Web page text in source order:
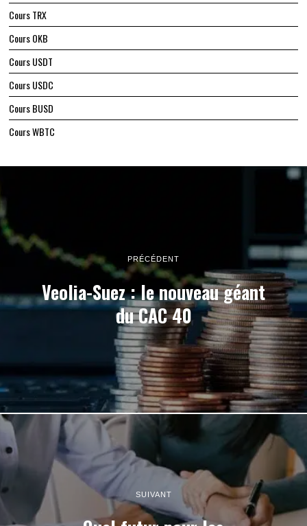
Cours TRX
Cours OKB
Cours USDT
Cours USDC
Cours BUSD
Cours WBTC
PRÉCÉDENT
Veolia-Suez : le nouveau géant
du CAC 40
SUIVANT